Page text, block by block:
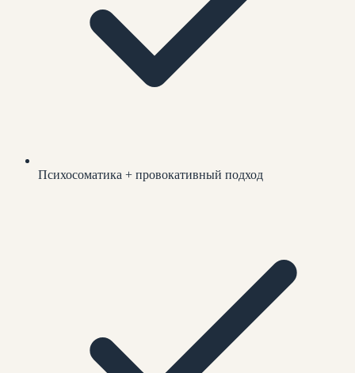
Психосоматика + провокативный подход